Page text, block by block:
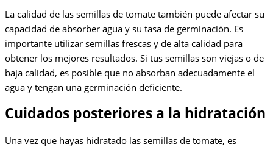
La calidad de las semillas de tomate también puede afectar su
capacidad de absorber agua y su tasa de germinación. Es
importante utilizar semillas frescas y de alta calidad para
obtener los mejores resultados. Si tus semillas son viejas o de
baja calidad, es posible que no absorban adecuadamente el
agua y tengan una germinación deficiente.
Cuidados posteriores a la hidratación
Una vez que hayas hidratado las semillas de tomate, es